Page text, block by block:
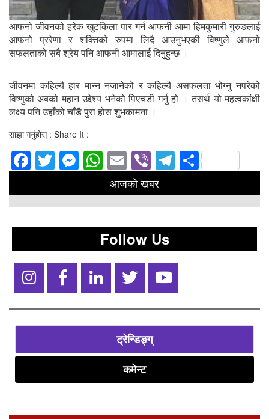
आफनो जीवनको हरेक खुटकिला पार गर्न आफनी आमा हिमकुमारी गुरुङलाई
आफनो प्ररेणा र शक्तिको रुपमा लिदै आउनुभएकी विष्णुले आफनो
सफलताको सबै श्रेय पनि आफनी आमालाई दिनुहुन्छ ।
जीवनमा कहिल्यै हार मान्न नजानेको र कहिल्यै असफलता भोग्नु नपरेको
विष्णुको अबको महान उद्देश्य भनेको पिएचडी गर्नु हो । तसर्थ यो महत्वकांक्षी
लक्ष्य पनि उहाँको चाँडै पुरा होस शुभकामना ।
साझा गर्नुहोस् : Share It :
Facebook
Twitter
Messenger
WhatsApp
EmailViberTelegram
Share
आजको खबर
Follow Us
ट्रेन्डिङ्ग्
कमेन्ट